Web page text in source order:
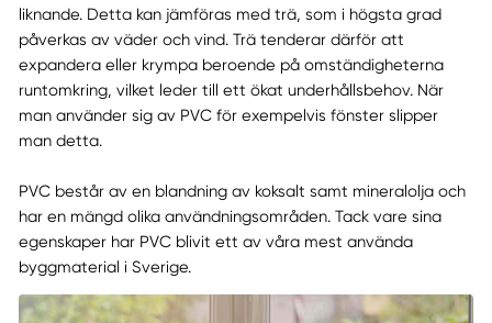
liknande. Detta kan jämföras med trä, som i högsta grad
påverkas av väder och vind. Trä tenderar därför att
expandera eller krympa beroende på omständigheterna
runtomkring, vilket leder till ett ökat underhållsbehov. När
man använder sig av PVC för exempelvis fönster slipper
man detta.
PVC består av en blandning av koksalt samt mineralolja och
har en mängd olika användningsområden. Tack vare sina
egenskaper har PVC blivit ett av våra mest använda
byggmaterial i Sverige.